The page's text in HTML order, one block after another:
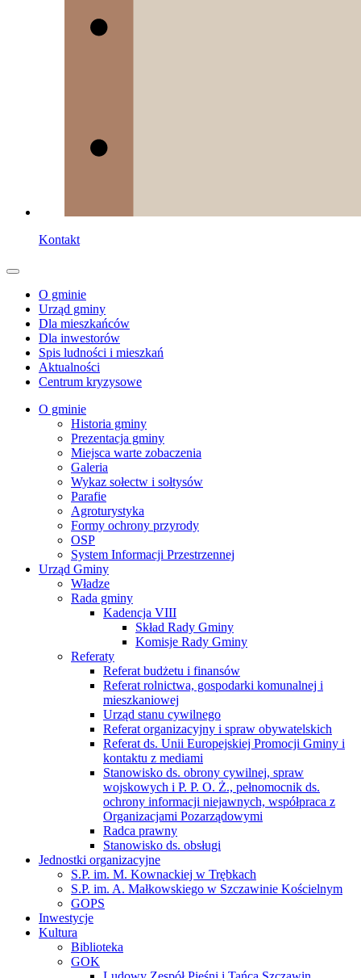
Kontakt
O gminie
Urząd gminy
Dla mieszkańców
Dla inwestorów
Spis ludności i mieszkań
Aktualności
Centrum kryzysowe
O gminie
Historia gminy
Prezentacja gminy
Miejsca warte zobaczenia
Galeria
Wykaz sołectw i sołtysów
Parafie
Agroturystyka
Formy ochrony przyrody
OSP
System Informacji Przestrzennej
Urząd Gminy
Władze
Rada gminy
Kadencja VIII
Skład Rady Gminy
Komisje Rady Gminy
Referaty
Referat budżetu i finansów
Referat rolnictwa, gospodarki komunalnej i
mieszkaniowej
Urząd stanu cywilnego
Referat organizacyjny i spraw obywatelskich
Referat ds. Unii Europejskiej Promocji Gminy i
kontaktu z mediami
Stanowisko ds. obrony cywilnej, spraw
wojskowych i P. P. O. Ż., pełnomocnik ds.
ochrony informacji niejawnych, współpraca z
Organizacjami Pozarządowymi
Radca prawny
Stanowisko ds. obsługi
Jednostki organizacyjne
S.P. im. M. Kownackiej w Trębkach
S.P. im. A. Małkowskiego w Szczawinie Kościelnym
GOPS
Inwestycje
Kultura
Biblioteka
GOK